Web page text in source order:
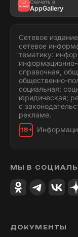
Скачать в
AppGallery
Сетевое
сетевое
тематику:
справочная,
общественно-
социальная;
юридическая;
с
рекламе.
18+
МЫ В
ДОКУМЕНТЫ